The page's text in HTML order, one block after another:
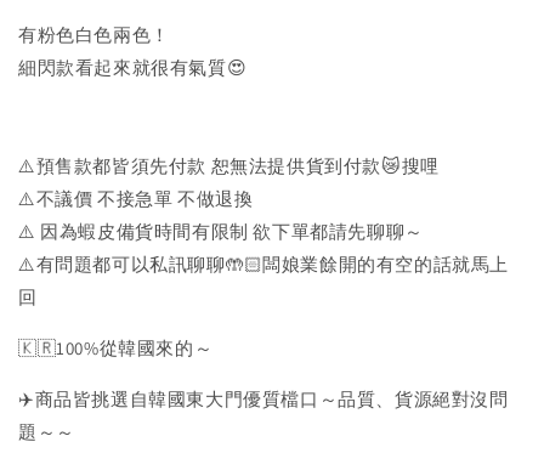
有粉色白色兩色！
細閃款看起來就很有氣質😍
⚠️預售款都皆須先付款 恕無法提供貨到付款😿搜哩
⚠️不議價 不接急單 不做退換
⚠️ 因為蝦皮備貨時間有限制 欲下單都請先聊聊～
⚠️有問題都可以私訊聊聊🤲🏻闆娘業餘開的有空的話就馬上
回
🇰🇷100%從韓國來的～
✈️商品皆挑選自韓國東大門優質檔口～品質、貨源絕對沒問
題～～